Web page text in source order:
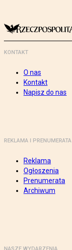
KONTAKT
O nas
Kontakt
Napisz do nas
REKLAMA I PRENUMERATA
Reklama
Ogłoszenia
Prenumerata
Archiwum